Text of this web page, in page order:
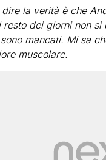
la verità è che
resto dei giorni non
mancati. Mi sa
muscolare.